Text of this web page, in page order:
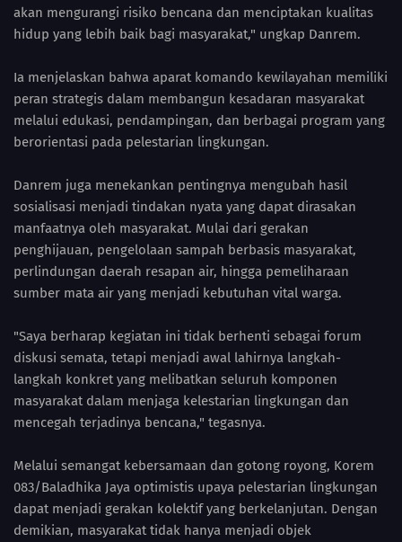
akan mengurangi risiko bencana dan menciptakan kualitas
hidup yang lebih baik bagi masyarakat," ungkap Danrem.
Ia menjelaskan bahwa aparat komando kewilayahan memiliki
peran strategis dalam membangun kesadaran masyarakat
melalui edukasi, pendampingan, dan berbagai program yang
berorientasi pada pelestarian lingkungan.
Danrem juga menekankan pentingnya mengubah hasil
sosialisasi menjadi tindakan nyata yang dapat dirasakan
manfaatnya oleh masyarakat. Mulai dari gerakan
penghijauan, pengelolaan sampah berbasis masyarakat,
perlindungan daerah resapan air, hingga pemeliharaan
sumber mata air yang menjadi kebutuhan vital warga.
"Saya berharap kegiatan ini tidak berhenti sebagai forum
diskusi semata, tetapi menjadi awal lahirnya langkah-
langkah konkret yang melibatkan seluruh komponen
masyarakat dalam menjaga kelestarian lingkungan dan
mencegah terjadinya bencana," tegasnya.
Melalui semangat kebersamaan dan gotong royong, Korem
083/Baladhika Jaya optimistis upaya pelestarian lingkungan
dapat menjadi gerakan kolektif yang berkelanjutan. Dengan
demikian, masyarakat tidak hanya menjadi objek